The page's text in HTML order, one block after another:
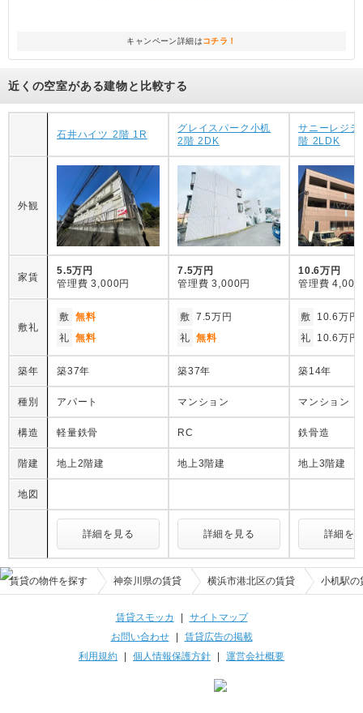
キャンペーン詳細はコチラ！
近くの空室がある建物と比較する
石井ハイツ 2階 1R
グレイスパーク小机
2階 2DK
サニーレジ
階 2LDK
外観
家賃
5.5万円
管理費 3,000円
7.5万円
管理費 3,000円
10.6万円
管理費 4,000
敷礼
敷 無料
礼 無料
敷 7.5万円
礼 無料
敷
10.6万円
礼
10.6万円
築年 築37年 築37年 築14年
種別 アパート マンション マンション
構造 軽量鉄骨 RC 鉄骨造
階建 地上2階建 地上3階建 地上3階建
地図
詳細を見る 詳細を見る 詳細を
賃貸の物件を探す 神奈川県の賃貸 横浜市港北区の賃貸 小机駅の
賃貸スモッカ
サイトマップ
お問い合わせ| 賃貸広告の掲載
利用規約
個人情報保護方針 運営会社概要